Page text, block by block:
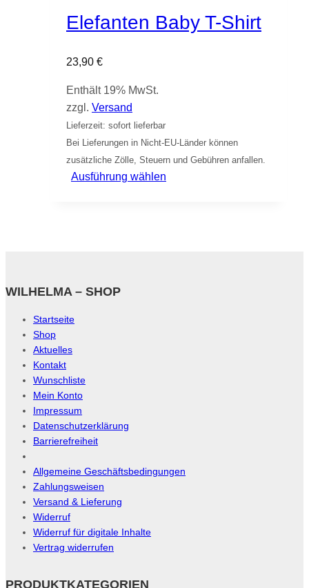
Elefanten Baby T-Shirt
23,90 €
Enthält 19% MwSt.
zzgl. Versand
Lieferzeit: sofort lieferbar
Bei Lieferungen in Nicht-EU-Länder können
zusätzliche Zölle, Steuern und Gebühren anfallen.
Ausführung wählen
WILHELMA – SHOP
Startseite
Shop
Aktuelles
Kontakt
Wunschliste
Mein Konto
Impressum
Datenschutzerklärung
Barrierefreiheit
Allgemeine Geschäftsbedingungen
Zahlungsweisen
Versand & Lieferung
Widerruf
Widerruf für digitale Inhalte
Vertrag widerrufen
PRODUKTKATEGORIEN